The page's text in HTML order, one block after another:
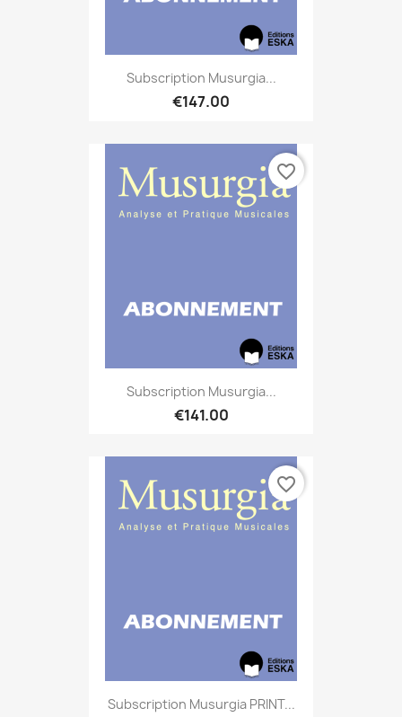
Subscription Musurgia...
€147.00
Subscription Musurgia...
€141.00
favorite_border
Subscription Musurgia PRINT...
favorite_border